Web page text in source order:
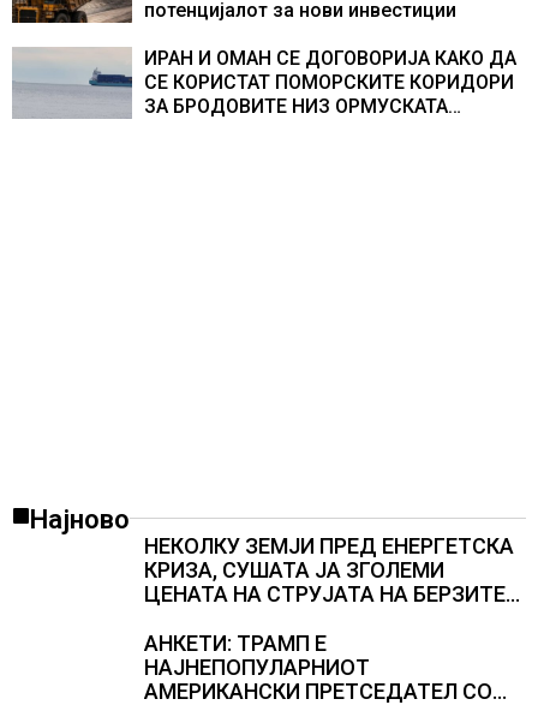
потенцијалот за нови инвестиции
ИРАН И ОМАН СЕ ДОГОВОРИЈА КАКО ДА
СЕ КОРИСТАТ ПОМОРСКИТЕ КОРИДОРИ
ЗА БРОДОВИТЕ НИЗ ОРМУСКАТА
Најново
НЕКОЛКУ ЗЕМЈИ ПРЕД ЕНЕРГЕТСКА
КРИЗА, СУШАТА ЈА ЗГОЛЕМИ
ЦЕНАТА НА СТРУЈАТА НА БЕРЗИТЕ
АНКЕТИ: ТРАМП Е
НАЈНЕПОПУЛАРНИОТ
АМЕРИКАНСКИ ПРЕТСЕДАТЕЛ СО